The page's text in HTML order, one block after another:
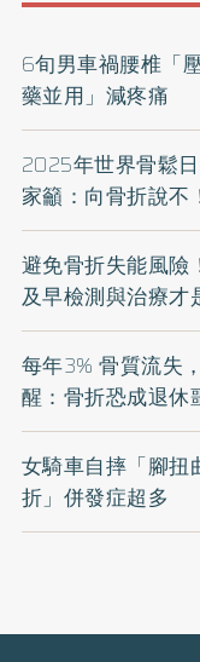
6旬男車禍腰椎「
藥並用」減疼痛
2025年世界骨鬆
家籲：向骨折說不
避免骨折失能風險
及早檢測與治療才
每年3% 骨質流失
醒：骨折恐成退休
女騎車自摔「腳
折」併發症超多